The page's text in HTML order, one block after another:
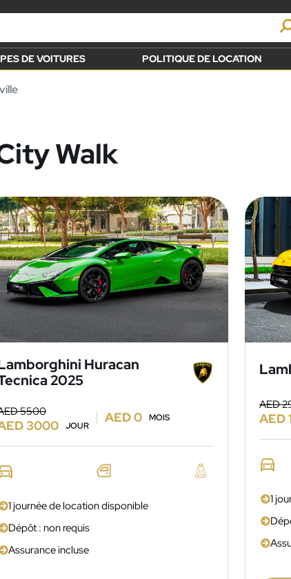
DE VOITURES POLITIQUE DE LOCATION
Walk
Huracan
2025
5500
3000 JOUR
AED 0 MOIS
1 journée de location disponible
Dépôt : non requis
Assurance incluse
AED
AED
1